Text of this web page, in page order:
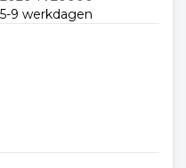
5-9 werkdagen